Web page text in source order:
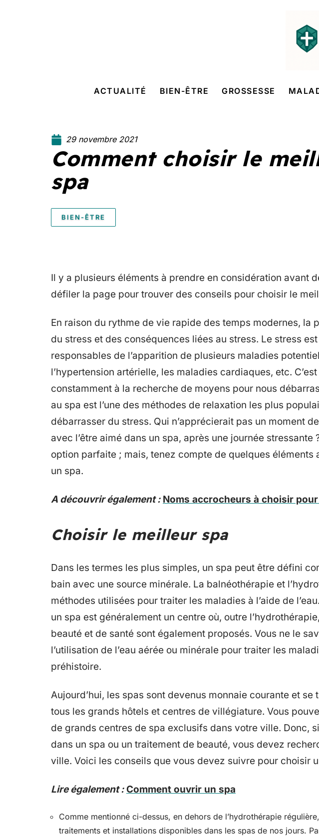
ACTUALITÉ BIEN-ÊTRE GROSSESSE
29 novembre 2021
Comment choisir le
spa
BIEN-ÊTRE
Il y a plusieurs éléments à prendre en considération avant
défiler la page pour trouver des conseils pour choisir le
En raison du rythme de vie rapide des temps modernes, la
du stress et des conséquences liées au stress. Le stress
responsables de l’apparition de plusieurs maladies
l’hypertension artérielle, les maladies cardiaques, etc.
constamment à la recherche de moyens pour nous
au spa est l’une des méthodes de relaxation les plus
débarrasser du stress. Qui n’apprécierait pas un moment
avec l’être aimé dans un spa, après une journée stressante
option parfaite ; mais, tenez compte de quelques éléments
un spa.
A découvrir également : Noms accrocheurs à choisir
Choisir le meilleur spa
Dans les termes les plus simples, un spa peut être défini
bain avec une source minérale. La balnéothérapie et
méthodes utilisées pour traiter les maladies à l’aide de
un spa est généralement un centre où, outre
beauté et de santé sont également proposés. Vous ne le
l’utilisation de l’eau aérée ou minérale pour traiter les
préhistoire.
Aujourd’hui, les spas sont devenus monnaie courante et se
tous les grands hôtels et centres de villégiature. Vous
de grands centres de spa exclusifs dans votre ville. Donc,
dans un spa ou un traitement de beauté, vous devez
ville. Voici les conseils que vous devez suivre pour choisir
Lire également : Comment ouvrir un spa
Comme mentionné ci-dessus, en dehors de l’hydrothérapie
traitements et installations disponibles dans les spas de nos jours.